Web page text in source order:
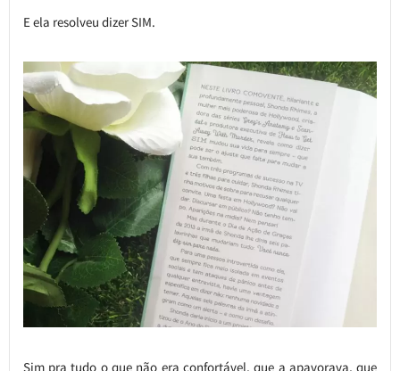
E ela resolveu dizer SIM.
Sim pra tudo o que não era confortável, que a apavorava, que